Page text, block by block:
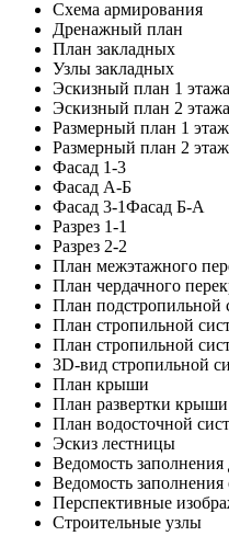
Схема армирования
Дренажный план
План закладных
Узлы закладных
Эскизный план 1 этажа
Эскизный план 2 этажа
Размерный план 1
Размерный план 2
Фасад 1-3
Фасад А-Б
Фасад 3-1Фасад Б-А
Разрез 1-1
Разрез 2-2
План межэтажного
План чердачного
План подстропильной
План стропильной
План стропильной
3D-вид стропильной
План крыши
План развертки крыши
План водосточной
Эскиз лестницы
Ведомость
Ведомость
Перспективные
Строительные узлы